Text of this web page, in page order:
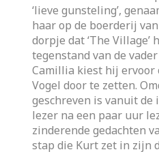
‘lieve gunsteling’,
haar op de boerderij
dorpje dat ‘The Village’
tegenstand van de
Camillia kiest hij ervoor
Vogel door te zetten.
geschreven is vanuit de
lezer na een paar uur
zinderende gedachten
stap die Kurt zet in zijn